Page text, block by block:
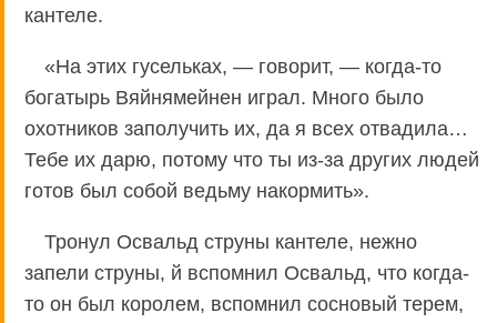
кантеле.
«На этих гусельках, — говорит, — когда-то
богатырь Вяйнямейнен играл. Много было
охотников заполучить их, да я всех отвадила…
Тебе их дарю, потому что ты из-за других людей
готов был собой ведьму накормить».
Тронул Освальд струны кантеле, нежно
запели струны, й вспомнил Освальд, что когда-
то он был королем, вспомнил сосновый терем,